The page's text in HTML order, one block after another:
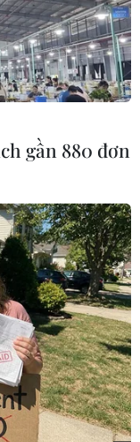
gần 880 đơn